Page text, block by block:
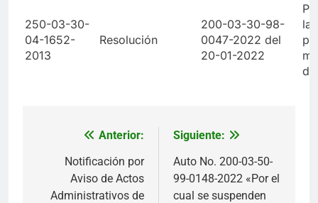
250-03-30-
04-1652-
2013
Resolución
200-03-30-98-
0047-2022 del
20-01-2022
la
Navegación
entradas
Anterior:
Notificación por
Aviso de Actos
Administrativos de
Siguiente:
Auto No. 200-03-50-
99-0148-2022 «Por el
cual se suspenden